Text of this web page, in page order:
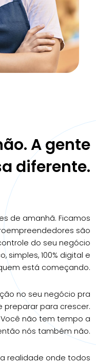
A gente
diferente.
de amanhã. Ficamos
são
do seu negócio
simples, 100% digital e
está começando.
no seu negócio pra
preparar para crescer.
não tem tempo a
nós também não.
realidade onde todos